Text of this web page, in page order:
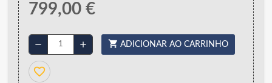
799,00 €
remove add shopping_cart ADICIONAR AO CARRINHO
favorite_border